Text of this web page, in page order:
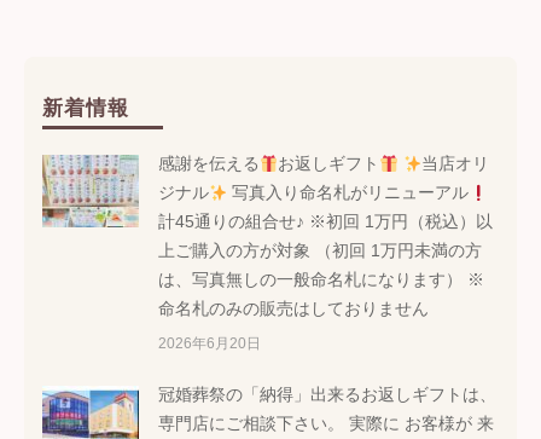
新着情報
感謝を伝える お返しギフト
当店オリ
ジナル
写真入り命名札がリニューアル
計45通りの組合せ♪ ※初回 1万円（税込）以
上ご購入の方が対象 （初回 1万円未満の方
は、写真無しの一般命名札になります） ※
命名札のみの販売はしておりません
2026年6月20日
冠婚葬祭の「納得」出来るお返しギフトは、
専門店にご相談下さい。 実際に お客様が 来